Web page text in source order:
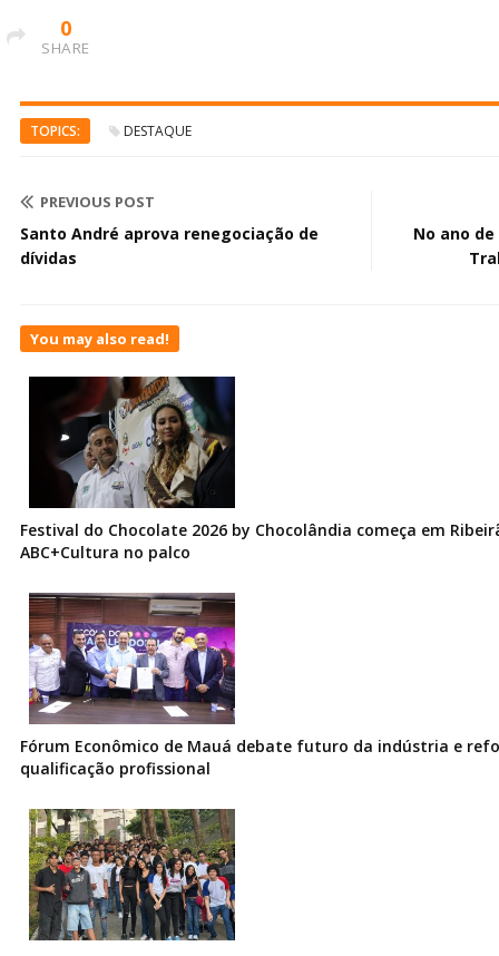
0
SHARE
TOPICS: DESTAQUE
PREVIOUS POST
Santo André aprova renegociação de
dívidas
No ano
You may also read!
Festival do Chocolate 2026 by Chocolândia começa em
ABC+Cultura no palco
Fórum Econômico de Mauá debate futuro da indústria e
qualificação profissional